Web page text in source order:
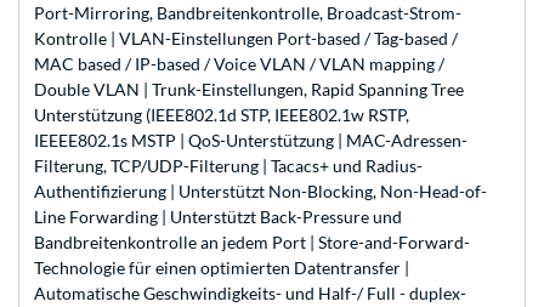
Port-Mirroring, Bandbreitenkontrolle, Broadcast-Strom-
Kontrolle | VLAN-Einstellungen Port-based / Tag-based /
MAC based / IP-based / Voice VLAN / VLAN mapping /
Double VLAN | Trunk-Einstellungen, Rapid Spanning Tree
Unterstützung (IEEE802.1d STP, IEEE802.1w RSTP,
IEEEE802.1s MSTP | QoS-Unterstützung | MAC-Adressen-
Filterung, TCP/UDP-Filterung | Tacacs+ und Radius-
Authentifizierung | Unterstützt Non-Blocking, Non-Head-of-
Line Forwarding | Unterstützt Back-Pressure und
Bandbreitenkontrolle an jedem Port | Store-and-Forward-
Technologie für einen optimierten Datentransfer |
Automatische Geschwindigkeits- und Half-/ Full - duplex-